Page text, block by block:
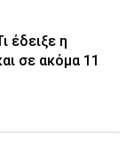
έδειξε η
σε ακόμα 11